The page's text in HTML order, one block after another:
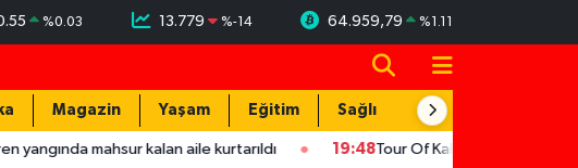
%0.03 13.779 %-14 64.959,79 %1.11
Magazin Yaşam Eğitim Sağlık Teknoloji
kalan aile kurtarıldı 19:48 Tour Of Kahramanmaraş'ın şampiyonu